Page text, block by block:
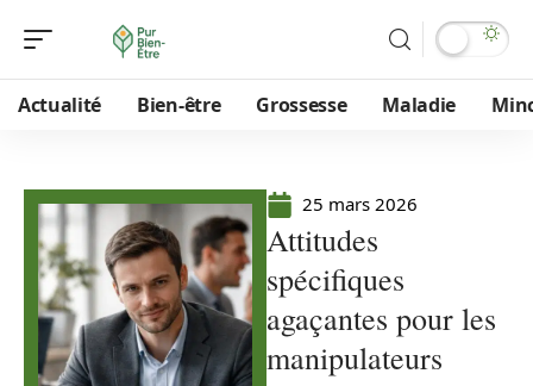
Actualité Bien-être Grossesse Maladie
25 mars 2026
Attitudes
spécifiques
agaçantes pour les
manipulateurs